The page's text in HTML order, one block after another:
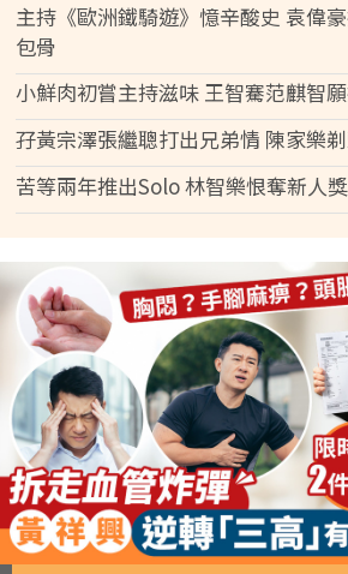
主持《歐洲鐵騎遊》憶辛酸史 袁偉
包骨
小鮮肉初嘗主持滋味 王智騫范麒智
孖黃宗澤張繼聰打出兄弟情 陳家樂
苦等兩年推出Solo 林智樂恨奪新人獎